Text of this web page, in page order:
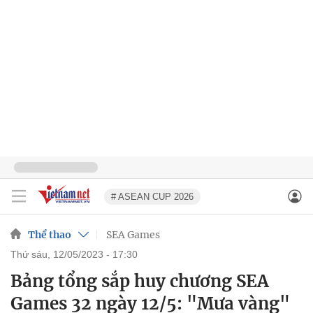
# ASEAN CUP 2026
Thể thao SEA Games
thứ sáu, 12/05/2023 - 17:30
Bảng tổng sắp huy chương SEA
Games 32 ngày 12/5: "Mưa vàng"